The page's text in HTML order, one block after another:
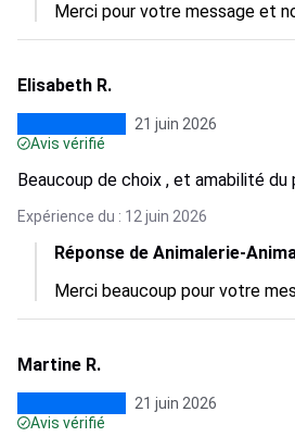
Merci pour votre message et
Elisabeth R.
21 juin 2026
Avis vérifié
Beaucoup de choix , et amabilité du
Expérience du : 12 juin 2026
Réponse de Animalerie-
Merci beaucoup pour votre
Martine R.
21 juin 2026
Avis vérifié